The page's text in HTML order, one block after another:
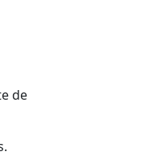
de